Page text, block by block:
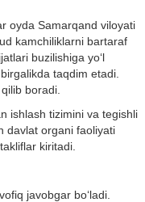
oyda Samarqand viloyati
kamchiliklarni bartaraf
buzilishiga yо‘l
taqdim etadi.
boradi.
ishlash tizimini va tegishli
davlat organi faoliyati
kiritadi.
javobgar bо‘ladi.